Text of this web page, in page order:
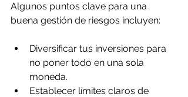
Algunos puntos clave para una
buena gestión de riesgos incluyen:
Diversificar tus inversiones para
no poner todo en una sola
moneda.
Establecer límites claros de